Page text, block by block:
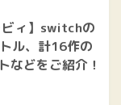
ビィ】switchの
ル、計16作の
などをご紹介！